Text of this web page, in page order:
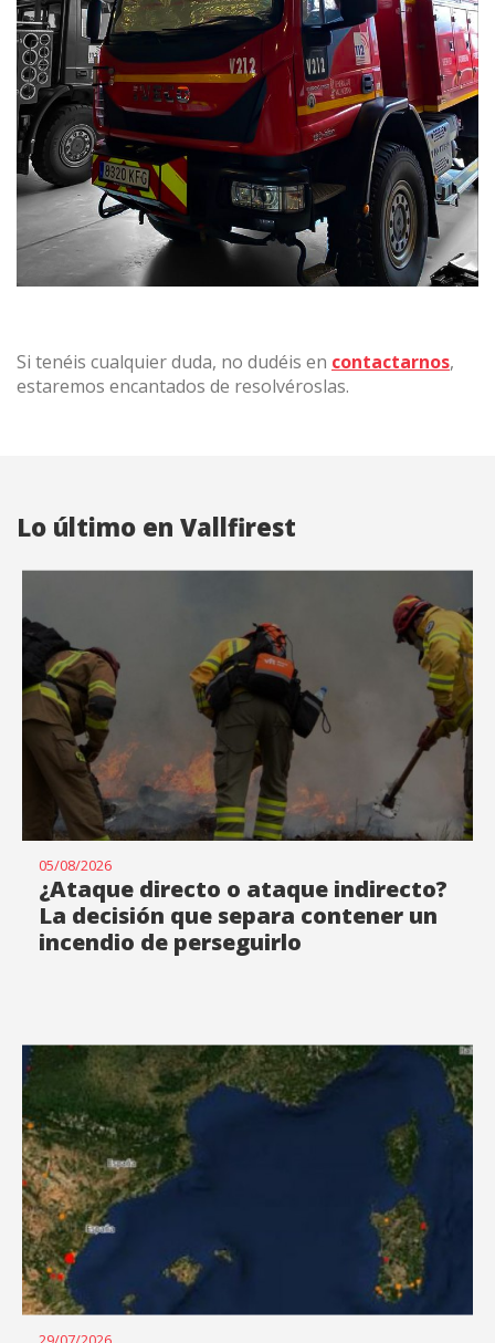
Si tenéis cualquier duda, no dudéis en contactarnos,
estaremos encantados de resolvéroslas.
Lo último en Vallfirest
05/08/2026
¿Ataque directo o ataque indirecto?
La decisión que separa contener un
incendio de perseguirlo